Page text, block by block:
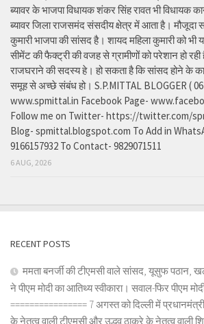
ब्यावर के भाजपा विधायक शंकर सिंह रावत भी विधायक
ब्यावर जिला राजसमंद संसदीय क्षेत्र में आता है। मौजूदा
कुमारी भाजपा की सांसद है। शायद महिला कुमारी को भी
सीमेंट की फैक्ट्री की वजह से ग्रामीणों को परेशान हो रही
राजघराने की सदस्य हे। हो सकता है कि सांसद होने के
समूह से अच्छे संबंध हो। S.P.MITTAL BLOGGER (
www.spmittal.in Facebook Page-
Follow me on Twitter- https://twitter.com/
Blog- spmittal.blogspot.com To Add in
9166157932 To Contact- 9829071511
6 AUG, 2026
RECENT POSTS
ममता बनर्जी की टीएमसी वाले सांसद, यूसुफ पठान,
ने पीएम मोदी का आतिथ्य स्वीकारा। सवाल-फिर पीएम
================ 7 अगस्त को दिल्ली में
के नेतृत्व वाली टीएमसी और उद्धव ठाकरे के नेतृत्व वाली